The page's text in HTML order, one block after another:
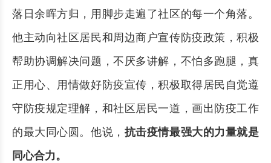
落日余晖方归，用脚步走遍了社区的每一个角落。
他主动向社区居民和周边商户宣传防疫政策，积极
帮助协调解决问题，不厌多讲解，不怕多跑腿，真
正用心、用情做好防疫宣传，积极取得居民自觉遵
守防疫规定理解，和社区居民一道，画出防疫工作
的最大同心圆。他说， 抗击疫情最强大的力量就是
同心合力 。